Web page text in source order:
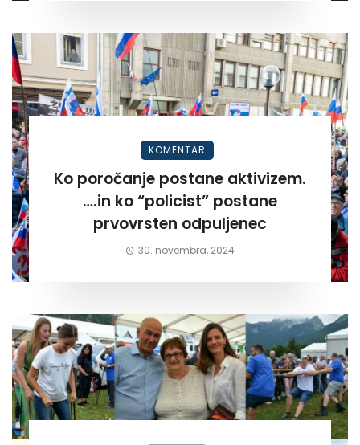
KOMENTAR
Ko poročanje postane aktivizem.
….in ko “policist” postane
prvovrsten odpuljenec
30. novembra, 2024